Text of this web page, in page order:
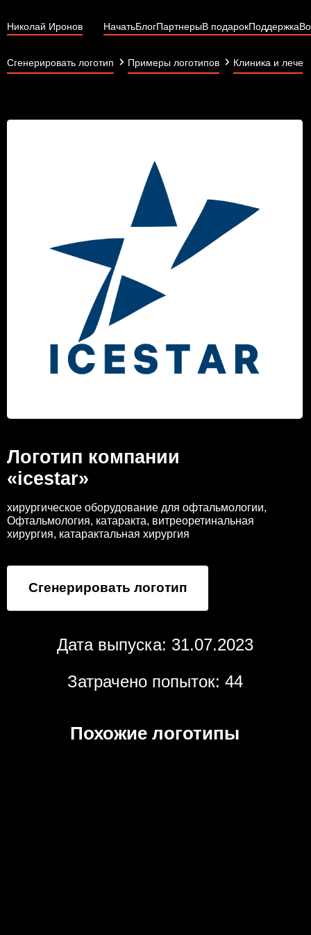
Николай Иронов НачатьБлогПартнерыВ подарокПоддержка
Сгенерировать логотип Примеры логотипов Клиника и
Логотип компании
«icestar»
хирургическое оборудование для офтальмологии,
Офтальмология, катаракта, витреоретинальная
хирургия, катарактальная хирургия
Сгенерировать логотип
Дата выпуска: 31.07.2023
Затрачено попыток: 44
Похожие логотипы